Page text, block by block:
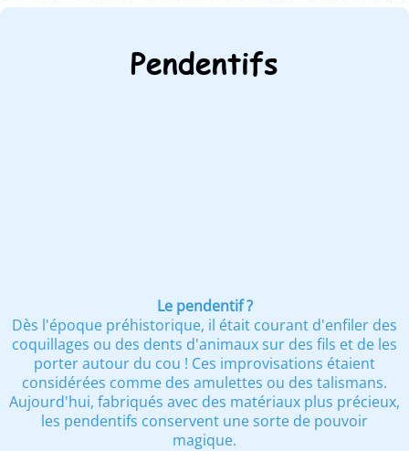
Pendentifs
Le pendentif ?
Dès l'époque préhistorique, il était courant d'enfiler des
coquillages ou des dents d'animaux sur des fils et de les
porter autour du cou ! Ces improvisations étaient
considérées comme des amulettes ou des talismans.
Aujourd'hui, fabriqués avec des matériaux plus précieux,
les pendentifs conservent une sorte de pouvoir
magique.